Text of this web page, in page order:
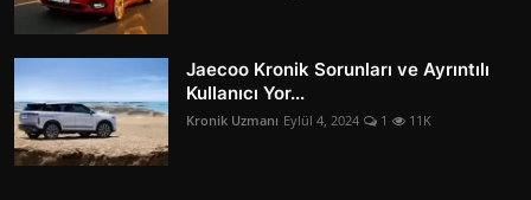
Jaecoo Kronik Sorunları ve Ayrıntılı
Kullanıcı Yor...
Kronik Uzmanı Eylül 4, 2024 1 11K